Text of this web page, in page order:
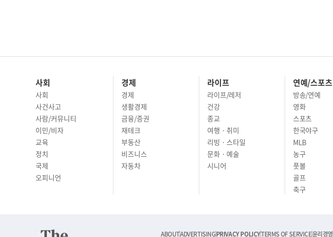
사회
사회
사건사고
사람/커뮤니티
이민/비자
교육
정치
국제
오피니언
경제
경제
생활경제
금융/증권
재테크
부동산
비즈니스
자동차
라이프
라이프/레저
건강
종교
여행 · 취미
리빙 · 스타일
문화 · 예술
시니어
연예/스포츠
방송/연예
영화
스포츠
한국야구
MLB
농구
풋볼
골프
축구
ABOUTADVERTISINGPRIVACY POLICYTERMS OF SERVICE윤리경영